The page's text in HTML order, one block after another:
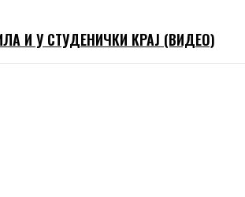
И У СТУДЕНИЧКИ КРАЈ (ВИДЕО)